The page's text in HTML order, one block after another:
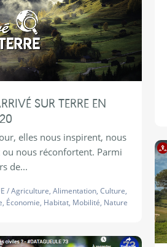
SUR TERRE EN
elles nous inspirent, nous
nous réconfortent. Parmi
de...
/Agriculture, Alimentation, Culture,
, Économie, Habitat, Mobilité, Nature